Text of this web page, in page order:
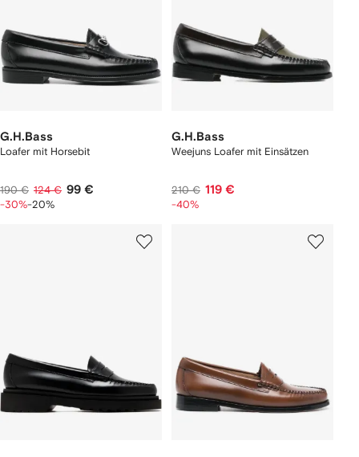
G.H.Bass
Loafer mit Horsebit
190 € 124 € 99 €
-30%-20%
G.H.Bass
Weejuns Loafer mit Einsätzen
210 € 119 €
-40%